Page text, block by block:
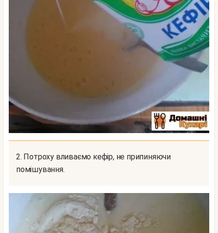
2. Потроху вливаємо кефір, не припиняючи
помішування.